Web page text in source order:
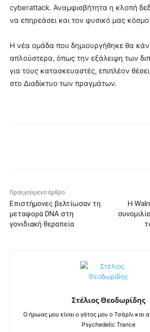
cyberattack. Αναμφισβήτητα η κλοπή
να επηρεάσει και τον φυσικό μας
Η νέα ομάδα που δημιουργήθηκε θα
απλούστερα, όπως την εξάλειψη των
για τους κατασκευαστές, επιπλέον
στο Διαδίκτυο των πραγμάτων.
Προηγούμενο άρθρο
Επιστήμονες βελτίωσαν τη
μεταφορά DNA στη
γονιδιακή θεραπεία
Η
Στέλιος Θεοδωρίδης
Ο ήρωας μου είναι ο γάτος μου ο Τσάρλι και
Psychedelic Trance